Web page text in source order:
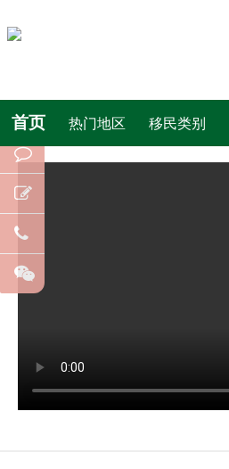
首页 热门地区 移民类别